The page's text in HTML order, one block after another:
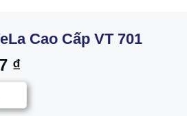
Cao Cấp VT 701
₫